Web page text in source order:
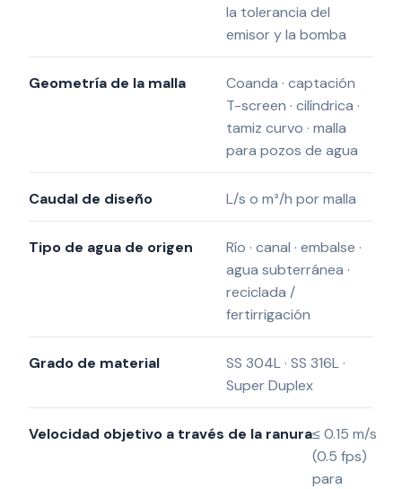
la tolerancia del
emisor y la bomba
Geometría de la malla
Coanda · captación
T-screen · cilíndrica ·
tamiz curvo · malla
para pozos de agua
Caudal de diseño L/s o m³/h por malla
Tipo de agua de origen
Río · canal · embalse ·
agua subterránea ·
reciclada /
fertirrigación
Grado de material
SS 304L · SS 316L ·
Super Duplex
Velocidad objetivo a través de la ranura≤ 0.15 m/s
(0.5 fps)
para